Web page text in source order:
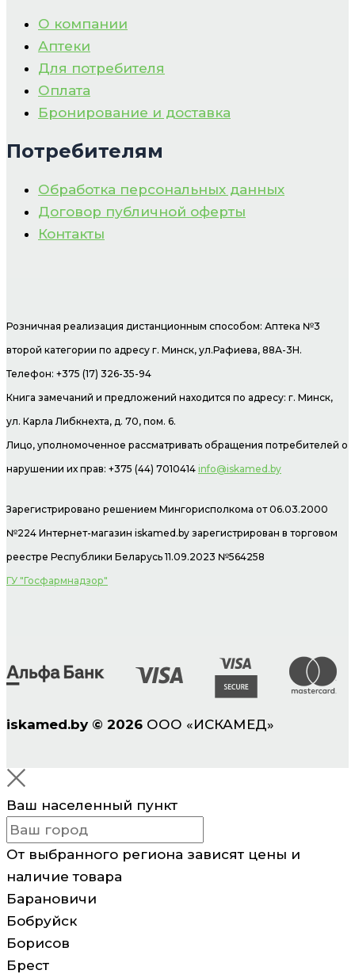
О компании
Аптеки
Для потребителя
Оплата
Бронирование и доставка
Потребителям
Обработка персональных данных
Договор публичной оферты
Контакты
Розничная реализация дистанционным способом: Аптека №3
второй категории по адресу г. Минск, ул.Рафиева, 88А-3Н.
Телефон: +375 (17) 326-35-94
Книга замечаний и предложений находится по адресу: г. Минск,
ул. Карла Либкнехта, д. 70, пом. 6.
Лицо, уполномоченное рассматривать обращения потребителей о
нарушении их прав: +375 (44) 7010414 info@iskamed.by
Зарегистрировано решением Мингорисполкома от 06.03.2000
№224 Интернет-магазин iskamed.by зарегистрирован в торговом
реестре Республики Беларусь 11.09.2023 №564258
ГУ "Госфармнадзор"
iskamed.by © 2026 ООО «ИСКАМЕД»
Ваш населенный пункт
От выбранного региона зависят цены и
наличие товара
Барановичи
Бобруйск
Борисов
Брест